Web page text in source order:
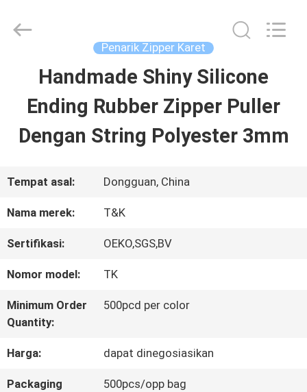
RUMAH
PRODUK
TENTANG
KITA
WISATA
PABRIK
KONTROL
KUALITAS
Garment
Accessories
Penarik Zipper Karet
Handmade Shiny Silicone
Ending Rubber Zipper Puller
Dengan String Polyester 3mm
Tempat asal: Dongguan, China
Nama merek: T&K
Sertifikasi: OEKO,SGS,BV
Nomor model: TK
Minimum Order
Quantity:
500pcd per color
Harga: dapat dinegosiasikan
Packaging
500pcs/opp bag